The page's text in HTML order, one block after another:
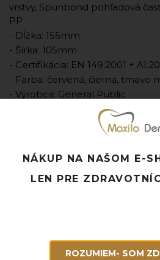
vrstvy, Spunbond pohľadová
PP
- Dĺžka: 155mm
- Šírka: 105mm
- Certifikácia: EN 149:2001 +
- Farba: červená, čierna, tmavo
- Výrobca: General Public
- Jednotka množstva: bal. (1 bal.
Pridať k obľúbeným
Doprava ZADARMO pri objednávke
Potrebujete poradiť? Neváhajte nás
Súvisiace produkty
NÁKUP NA NAŠOM E-
LEN PRE
ROZUMIEM- SOM